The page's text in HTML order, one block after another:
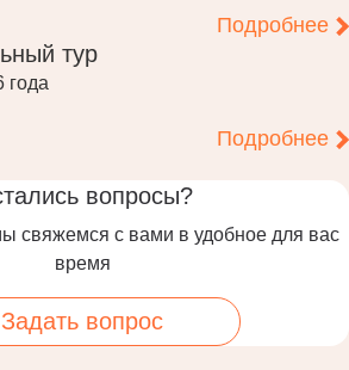
Подробнее
тур
года
Подробнее
вопросы?
свяжемся с вами в удобное для вас
время
Задать вопрос